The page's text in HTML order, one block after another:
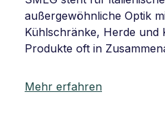
außergewöhnliche Optik
Kühlschränke, Herde und
Produkte oft in
Mehr erfahren